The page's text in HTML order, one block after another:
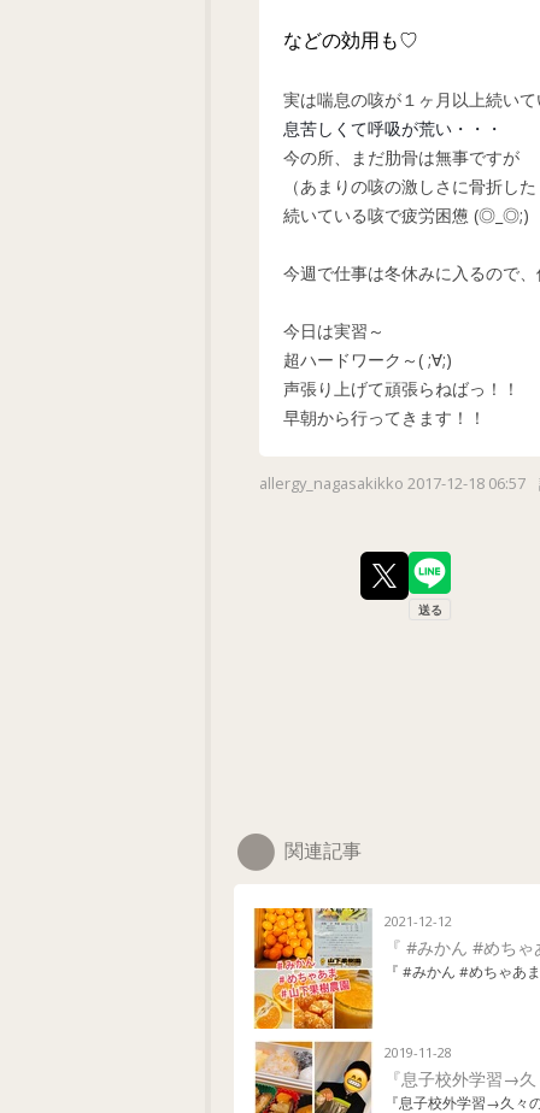
などの効用も♡
実は喘息の咳が１ヶ月以上続い
息苦しくて呼吸が荒い・・・
今の所、まだ肋骨は無事ですが
（あまりの咳の激しさに骨折し
続いている咳で疲労困憊 (◎_◎;)
今週で仕事は冬休みに入るので
今日は実習～
超ハードワーク～( ;∀;)
声張り上げて頑張らねばっ！！
早朝から行ってきます！！
allergy_nagasakikko 2017-12-18 06:57
関連記事
2021-12-12
『 #みかん #めち
『 #みかん #めちゃあ
2019-11-28
『息子校外学習→
『息子校外学習→久々